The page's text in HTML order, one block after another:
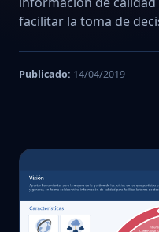
facilitar la toma de
Publicado: 14/04/2019